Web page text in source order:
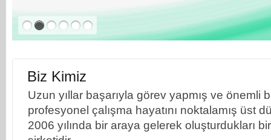
Biz Kimiz
Uzun yıllar başarıyla görev yapmış ve önemli
profesyonel çalışma hayatını noktalamış üst
2006 yılında bir araya gelerek oluşturdukları